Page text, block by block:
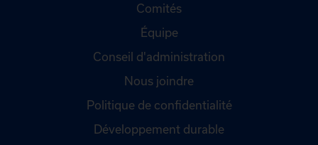
Comités
Équipe
Conseil d'administration
Nous joindre
Politique de confidentialité
Développement durable